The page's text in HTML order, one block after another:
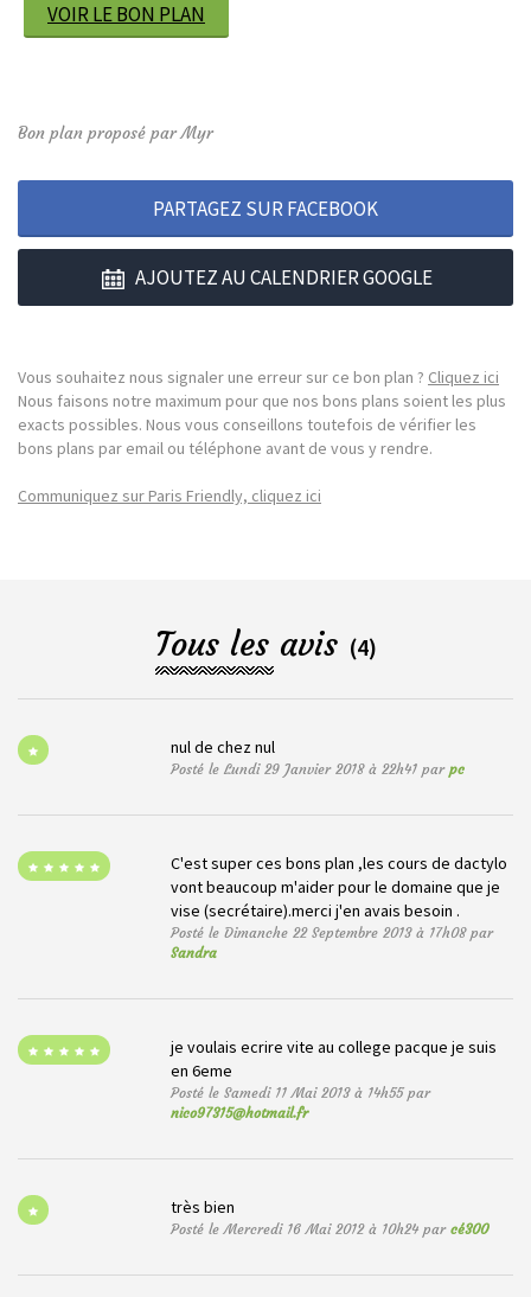
VOIR LE BON PLAN
Bon plan proposé par Myr
PARTAGEZ SUR FACEBOOK
AJOUTEZ AU CALENDRIER GOOGLE
Vous souhaitez nous signaler une erreur sur ce bon plan ? Cliquez ici
Nous faisons notre maximum pour que nos bons plans soient les plus
exacts possibles. Nous vous conseillons toutefois de vérifier les
bons plans par email ou téléphone avant de vous y rendre.
Communiquez sur Paris Friendly, cliquez ici
Tous les avis (4)
nul de chez nul
Posté le Lundi 29 Janvier 2018 à 22h41 parpc
C'est super ces bons plan ,les cours de dactylo
vont beaucoup m'aider pour le domaine que je
vise (secrétaire).merci j'en avais besoin .
Posté le Dimanche 22 Septembre 2013 à 17h08 par
Sandra
je voulais ecrire vite au college pacque je suis
en 6eme
Posté le Samedi 11 Mai 2013 à 14h55 par
nico97315@hotmail.fr
très bien
Posté le Mercredi 16 Mai 2012 à 10h24 parcé300